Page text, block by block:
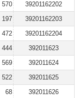
570
39201162202
197
39201162203
472
39201162204
444
392011623
569
392011624
522
392011625
68
392011626